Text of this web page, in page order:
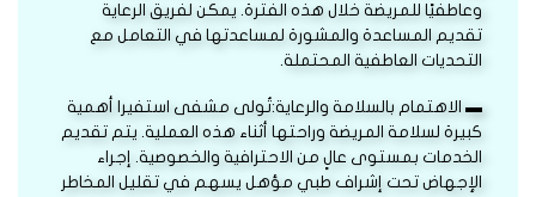
وعاطفيًا للمريضة خلال هذه الفترة. يمكن لفريق الرعاية
تقديم المساعدة والمشورة لمساعدتها في التعامل مع
التحديات العاطفية المحتملة.
▬ الاهتمام بالسلامة والرعاية:تُولى مشفى استفيرا أهمية
كبيرة لسلامة المريضة وراحتها أثناء هذه العملية. يتم تقديم
الخدمات بمستوى عالٍ من الاحترافية والخصوصية. إجراء
الإجهاض تحت إشراف طبي مؤهل يسهم في تقليل المخاطر